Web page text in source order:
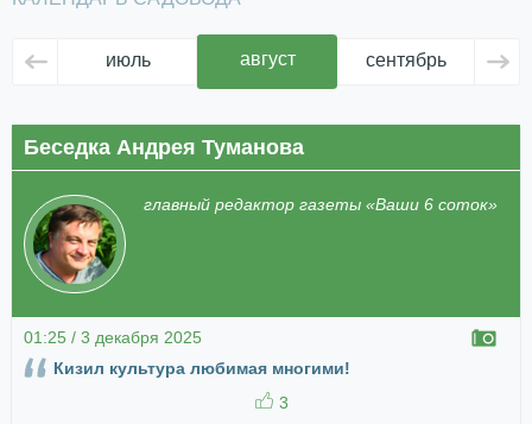
июль август сентябрь
Беседка Андрея Туманова
главный редактор газеты «Ваши 6 соток»
01:25 / 3 декабря 2025
Кизил культура любимая многими!
3